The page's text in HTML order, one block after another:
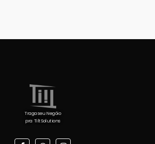
Traga seu Negóio
pra Tilt Solutions